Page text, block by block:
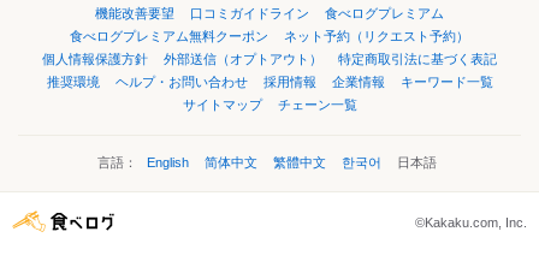
機能改善要望
口コミガイドライン
食べログプレミアム
食べログプレミアム無料クーポン
ネット予約（リクエスト予約）
個人情報保護方針
外部送信（オプトアウト）
特定商取引法に基づく表記
推奨環境
ヘルプ・お問い合わせ 採用情報 企業情報
キーワード一覧
サイトマップ
チェーン一覧
言語： English 简体中文 繁體中文 한국어 日本語
©Kakaku.com, Inc.